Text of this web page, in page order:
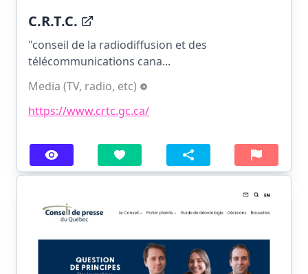
C.R.T.C.
"conseil de la radiodiffusion et des
télécommunications cana...
Media (TV, radio, etc)
https://www.crtc.gc.ca/